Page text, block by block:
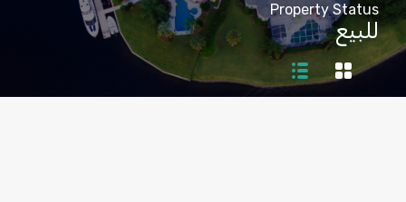
Property Status
للبيع